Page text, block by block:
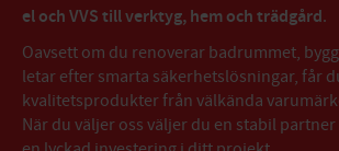
el och VVS till verktyg, hem och trädgård.
Oavsett om du renoverar badrummet,
letar efter smarta säkerhetslösningar, får
kvalitetsprodukter från välkända
När du väljer oss väljer du en stabil